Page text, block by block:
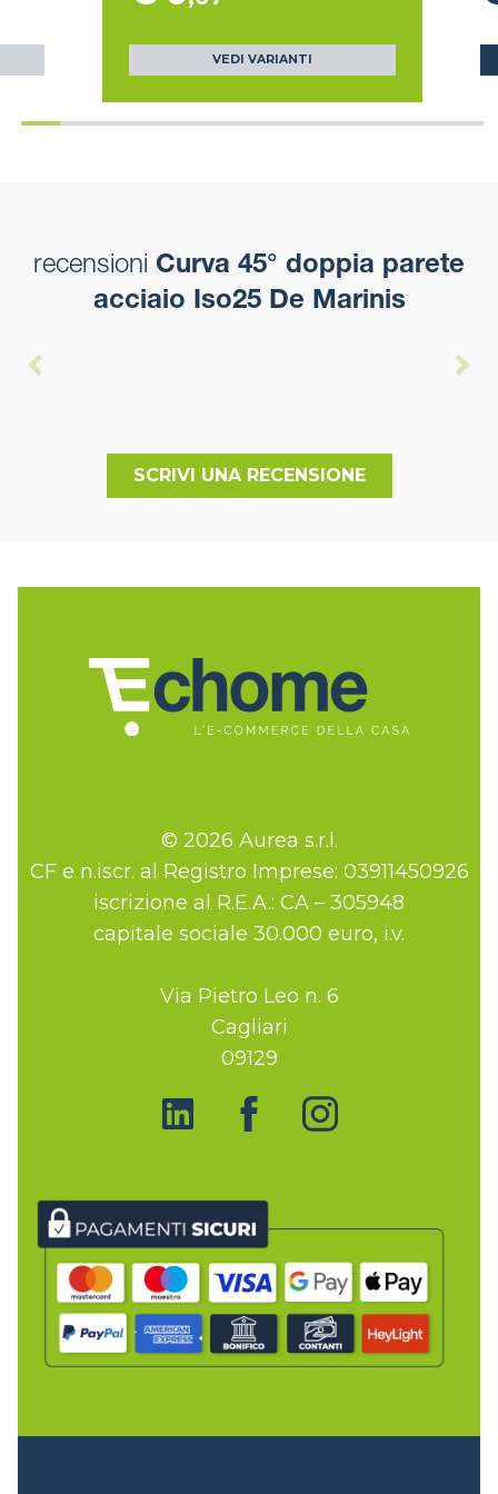
VEDI VARIANTI
recensioni Curva 45° doppia parete
acciaio Iso25 De Marinis
SCRIVI UNA RECENSIONE
© 2026 Aurea s.r.l.
CF e n.iscr. al Registro Imprese: 03911450926
iscrizione al R.E.A.: CA – 305948
capitale sociale 30.000 euro, i.v.
Via Pietro Leo n. 6
Cagliari
09129